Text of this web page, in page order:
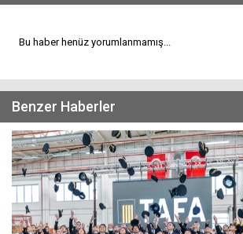
Bu haber henüz yorumlanmamış...
Benzer Haberler